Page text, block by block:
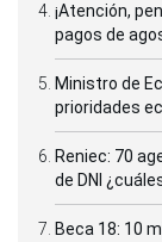
¡Atención,
pagos de
Ministro de
prioridades
Reniec: 70
de DNI
Beca 18: 10